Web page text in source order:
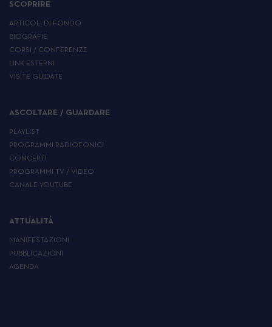
SCOPRIRE
ARTICOLI DI FONDO
BIOGRAFIE
CORSI / CONFERENZE
LINK ESTERNI
VISITE GUIDATE
ASCOLTARE / GUARDARE
PLAYLIST
PROGRAMMI RADIOFONICI
CONCERTI
PROGRAMMI TV / VIDEO
CANALE YOUTUBE
ATTUALITÀ
MANIFESTAZIONI
PUBBLICAZIONI
AGENDA